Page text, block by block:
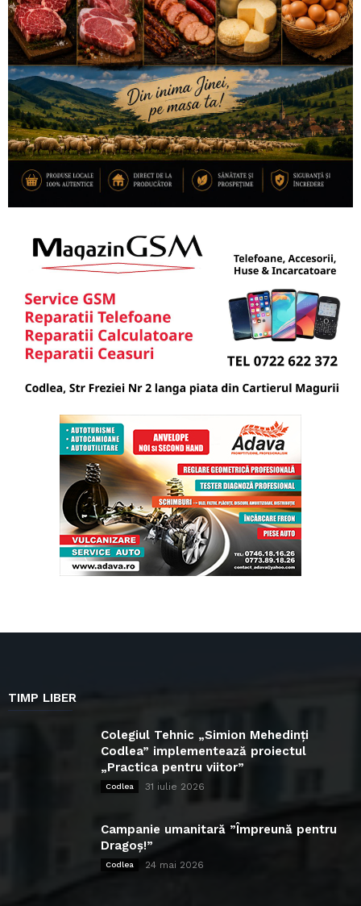
TIMP LIBER
Colegiul Tehnic „Simion Mehedinți
Codlea” implementează proiectul
„Practica pentru viitor”
Codlea 31 iulie 2026
Campanie umanitară ”Împreună pentru
Dragoș!”
Codlea 24 mai 2026